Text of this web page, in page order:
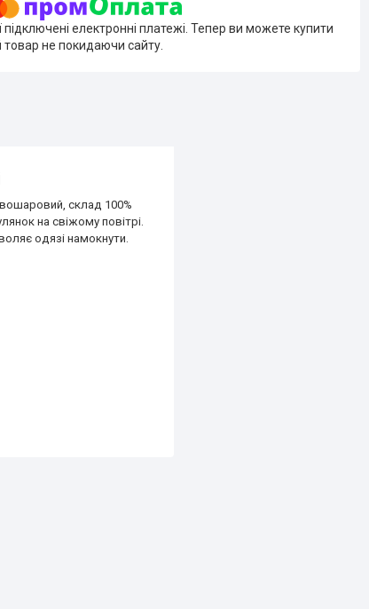
підключені електронні платежі. Тепер ви можете купити
товар не покидаючи сайту.
склад 100%
на свіжому повітрі.
одязі намокнути.